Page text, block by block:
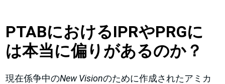
PTABにおけるIPRやPRGに
は本当に偏りがあるのか？
現在係争中のNew Visionのために作成されたアミカ